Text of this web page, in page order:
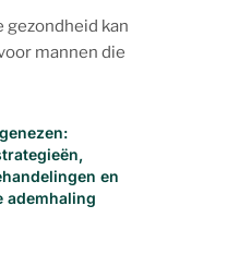
gezondheid kan
mannen die
en
ademhaling